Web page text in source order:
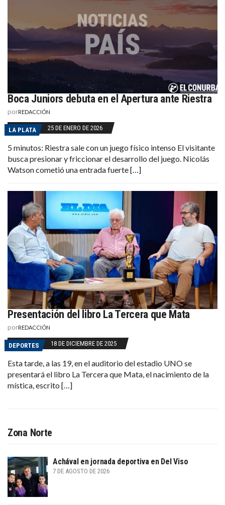
Boca Juniors debuta en el Apertura ante Riestra
porREDACCIÓN
LA PLATA 25 DE ENERO DE 2026
5 minutos: Riestra sale con un juego físico intenso El visitante
busca presionar y friccionar el desarrollo del juego. Nicolás
Watson cometió una entrada fuerte […]
Presentación del libro La Tercera que Mata
porREDACCIÓN
DEPORTES 18 DE DICIEMBRE DE 2025
Esta tarde, a las 19, en el auditorio del estadio UNO se
presentará el libro La Tercera que Mata, el nacimiento de la
mística, escrito […]
Zona Norte
Achával en jornada deportiva en Del Viso
7 DE AGOSTO DE 2026